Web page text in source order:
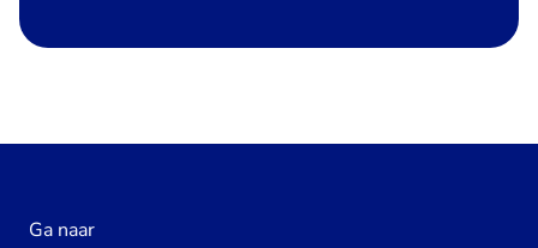
Ga naar